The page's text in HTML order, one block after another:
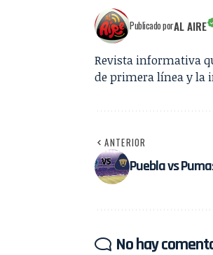
Publicado porAL AIRE
Revista informativa
de primera línea y la
ANTERIOR
Puebla vs
No hay